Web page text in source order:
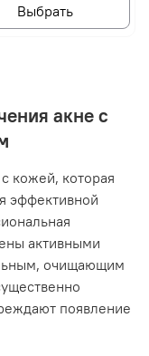
Выбрать
акне с
кожей, которая
эффективной
активными
очищающим
появление